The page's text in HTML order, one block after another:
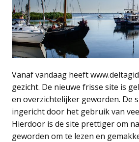
Vanaf vandaag heeft
gezicht. De nieuwe frisse site is
en overzichtelijker geworden. De
ingericht door het gebruik van
Hierdoor is de site prettiger om
geworden om te lezen en